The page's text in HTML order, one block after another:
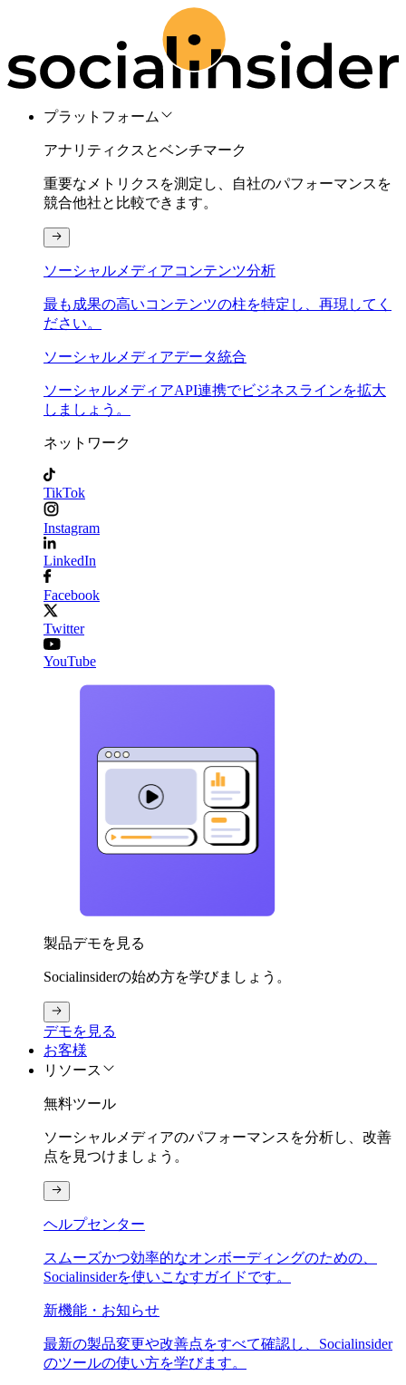
プラットフォーム
アナリティクスとベンチマーク
重要なメトリクスを測定し、自社のパフォーマンスを
競合他社と比較できます。
ソーシャルメディアコンテンツ分析
最も成果の高いコンテンツの柱を特定し、再現してく
ださい。
ソーシャルメディアデータ統合
ソーシャルメディアAPI連携でビジネスラインを拡大
しましょう。
ネットワーク
TikTok
Instagram
LinkedIn
Facebook
Twitter
YouTube
製品デモを見る
Socialinsiderの始め方を学びましょう。
デモを見る
お客様
リソース
無料ツール
ソーシャルメディアのパフォーマンスを分析し、改善
点を見つけましょう。
ヘルプセンター
スムーズかつ効率的なオンボーディングのための、
Socialinsiderを使いこなすガイドです。
新機能・お知らせ
最新の製品変更や改善点をすべて確認し、Socialinsider
のツールの使い方を学びます。